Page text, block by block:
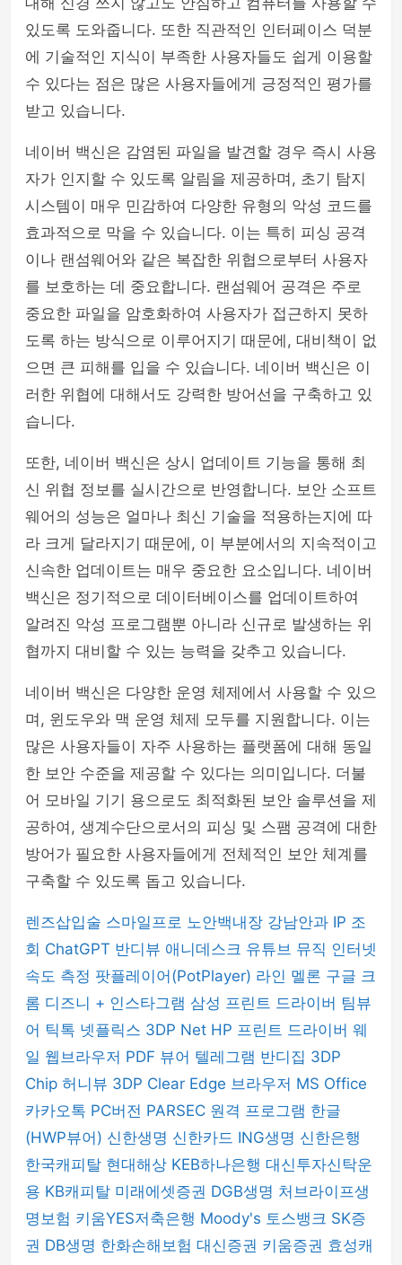
있도록 도와줍니다. 또한 직관적인 인터페이스 덕분
에 기술적인 지식이 부족한 사용자들도 쉽게 이용할
수 있다는 점은 많은 사용자들에게 긍정적인 평가를
받고 있습니다.
네이버 백신은 감염된 파일을 발견할 경우 즉시 사용
자가 인지할 수 있도록 알림을 제공하며, 초기 탐지
시스템이 매우 민감하여 다양한 유형의 악성 코드를
효과적으로 막을 수 있습니다. 이는 특히 피싱 공격
이나 랜섬웨어와 같은 복잡한 위협으로부터 사용자
를 보호하는 데 중요합니다. 랜섬웨어 공격은 주로
중요한 파일을 암호화하여 사용자가 접근하지 못하
도록 하는 방식으로 이루어지기 때문에, 대비책이 없
으면 큰 피해를 입을 수 있습니다. 네이버 백신은 이
러한 위협에 대해서도 강력한 방어선을 구축하고 있
습니다.
또한, 네이버 백신은 상시 업데이트 기능을 통해 최
신 위협 정보를 실시간으로 반영합니다. 보안 소프트
웨어의 성능은 얼마나 최신 기술을 적용하는지에 따
라 크게 달라지기 때문에, 이 부분에서의 지속적이고
신속한 업데이트는 매우 중요한 요소입니다. 네이버
백신은 정기적으로 데이터베이스를 업데이트하여
알려진 악성 프로그램뿐 아니라 신규로 발생하는 위
협까지 대비할 수 있는 능력을 갖추고 있습니다.
네이버 백신은 다양한 운영 체제에서 사용할 수 있으
며, 윈도우와 맥 운영 체제 모두를 지원합니다. 이는
많은 사용자들이 자주 사용하는 플랫폼에 대해 동일
한 보안 수준을 제공할 수 있다는 의미입니다. 더불
어 모바일 기기 용으로도 최적화된 보안 솔루션을 제
공하여, 생계수단으로서의 피싱 및 스팸 공격에 대한
방어가 필요한 사용자들에게 전체적인 보안 체계를
구축할 수 있도록 돕고 있습니다.
렌즈삽입술 스마일프로 노안백내장 강남안과 IP 조
회 ChatGPT 반디뷰 애니데스크 유튜브 뮤직 인터넷
속도 측정 팟플레이어(PotPlayer) 라인 멜론 구글 크
롬 디즈니 + 인스타그램 삼성 프린트 드라이버 팀뷰
어 틱톡 넷플릭스 3DP Net HP 프린트 드라이버 웨
일 웹브라우저 PDF 뷰어 텔레그램 반디집 3DP
Chip 허니뷰 3DP Clear Edge 브라우저 MS Office
카카오톡 PC버전 PARSEC 원격 프로그램 한글
(HWP뷰어) 신한생명 신한카드 ING생명 신한은행
한국캐피탈 현대해상 KEB하나은행 대신투자신탁운
용 KB캐피탈 미래에셋증권 DGB생명 처브라이프생
명보험 키움YES저축은행 Moody's 토스뱅크 SK증
권 DB생명 한화손해보험 대신증권 키움증권 효성캐